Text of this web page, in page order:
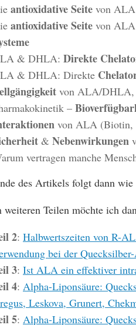
antioxidative Seite von
antioxidative Seite von
& DHLA: Direkte
& DHLA: Direkte
von ALA/DHLA,
–
von ALA (Biotin,
& Nebenwirkungen
vertragen manche
des Artikels folgt dann
weiteren Teilen möchte ich
2: Halbwertszeiten von R-
bei der
3: Ist ALA ein effektiver
4: Alpha-Liponsäure:
Leskova, Grunert,
5: Alpha-Liponsäure: